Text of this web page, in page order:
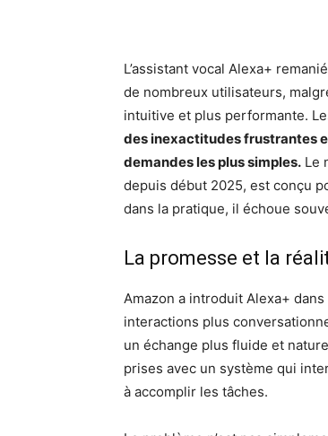
L’assistant vocal Alexa+
de nombreux utilisateurs,
intuitive et plus performante.
des inexactitudes frustrantes
demandes les plus simples. Le
depuis début 2025, est conçu
dans la pratique, il échoue
La promesse et la
Amazon a introduit Alexa+
interactions plus
un échange plus fluide et
prises avec un système qui
à accomplir les tâches.